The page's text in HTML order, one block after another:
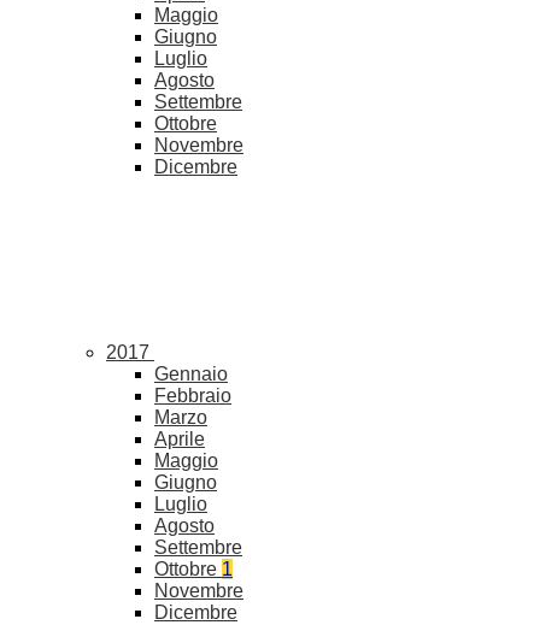
Maggio
Giugno
Luglio
Agosto
Settembre
Ottobre
Novembre
Dicembre
2017
Gennaio
Febbraio
Marzo
Aprile
Maggio
Giugno
Luglio
Agosto
Settembre
Ottobre 1
Novembre
Dicembre